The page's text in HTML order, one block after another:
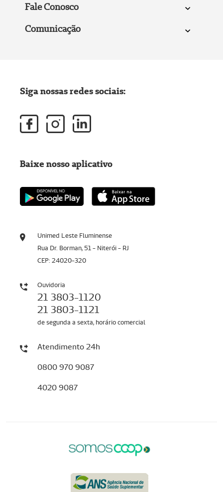
Fale Conosco
Comunicação
Unimed Leste Fluminense
Rua Dr. Borman, 51 - Niterói - RJ
CEP: 24020-320
Ouvidoria
21 3803-1120
21 3803-1121
de segunda a sexta, horário comercial
Atendimento 24h
0800 970 9087
4020 9087
Siga nossas redes sociais:
Baixe nosso aplicativo